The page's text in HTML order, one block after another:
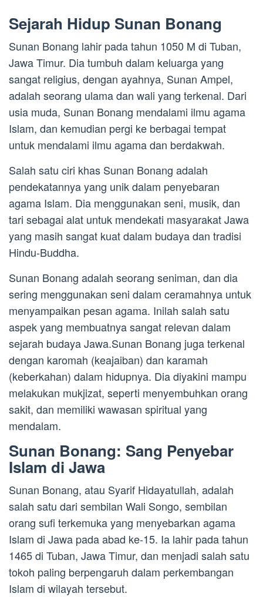
Sejarah Hidup Sunan Bonang
Sunan Bonang lahir pada tahun 1050 M di Tuban,
Jawa Timur. Dia tumbuh dalam keluarga yang
sangat religius, dengan ayahnya, Sunan Ampel,
adalah seorang ulama dan wali yang terkenal. Dari
usia muda, Sunan Bonang mendalami ilmu agama
Islam, dan kemudian pergi ke berbagai tempat
untuk mendalami ilmu agama dan berdakwah.
Salah satu ciri khas Sunan Bonang adalah
pendekatannya yang unik dalam penyebaran
agama Islam. Dia menggunakan seni, musik, dan
tari sebagai alat untuk mendekati masyarakat Jawa
yang masih sangat kuat dalam budaya dan tradisi
Hindu-Buddha.
Sunan Bonang adalah seorang seniman, dan dia
sering menggunakan seni dalam ceramahnya untuk
menyampaikan pesan agama. Inilah salah satu
aspek yang membuatnya sangat relevan dalam
sejarah budaya Jawa.Sunan Bonang juga terkenal
dengan karomah (keajaiban) dan karamah
(keberkahan) dalam hidupnya. Dia diyakini mampu
melakukan mukjizat, seperti menyembuhkan orang
sakit, dan memiliki wawasan spiritual yang
mendalam.
Sunan Bonang: Sang Penyebar
Islam di Jawa
Sunan Bonang, atau Syarif Hidayatullah, adalah
salah satu dari sembilan Wali Songo, sembilan
orang sufi terkemuka yang menyebarkan agama
Islam di Jawa pada abad ke-15. Ia lahir pada tahun
1465 di Tuban, Jawa Timur, dan menjadi salah satu
tokoh paling berpengaruh dalam perkembangan
Islam di wilayah tersebut.